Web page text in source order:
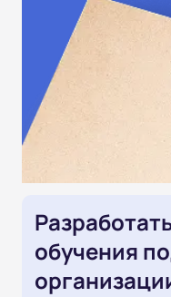
обучения